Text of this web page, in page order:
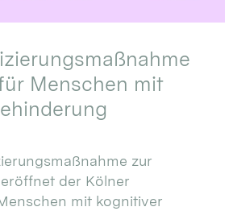
Menschen mit
zur
der Kölner
mit kognitiver